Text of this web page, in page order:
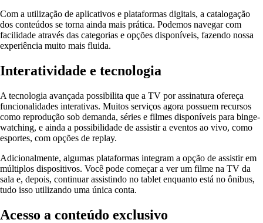
Com a utilização de aplicativos e plataformas digitais, a catalogação
dos conteúdos se torna ainda mais prática. Podemos navegar com
facilidade através das categorias e opções disponíveis, fazendo nossa
experiência muito mais fluida.
Interatividade e tecnologia
A tecnologia avançada possibilita que a TV por assinatura ofereça
funcionalidades interativas. Muitos serviços agora possuem recursos
como reprodução sob demanda, séries e filmes disponíveis para binge-
watching, e ainda a possibilidade de assistir a eventos ao vivo, como
esportes, com opções de replay.
Adicionalmente, algumas plataformas integram a opção de assistir em
múltiplos dispositivos. Você pode começar a ver um filme na TV da
sala e, depois, continuar assistindo no tablet enquanto está no ônibus,
tudo isso utilizando uma única conta.
Acesso a conteúdo exclusivo